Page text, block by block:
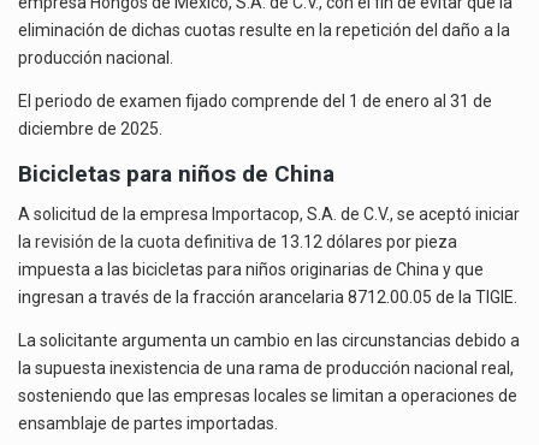
eliminación de dichas cuotas resulte en la repetición del daño a la
producción nacional.
El periodo de examen fijado comprende del 1 de enero al 31 de
diciembre de 2025.
Bicicletas para niños de China
A solicitud de la empresa Importacop, S.A. de C.V., se aceptó iniciar
la revisión de la cuota definitiva de 13.12 dólares por pieza
impuesta a las bicicletas para niños originarias de China y que
ingresan a través de la fracción arancelaria 8712.00.05 de la TIGIE.
La solicitante argumenta un cambio en las circunstancias debido a
la supuesta inexistencia de una rama de producción nacional real,
sosteniendo que las empresas locales se limitan a operaciones de
ensamblaje de partes importadas.